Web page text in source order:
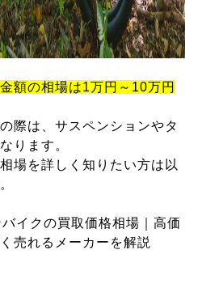
額の相場は1万円～10万円
際は、サスペンションやタ
ります。
場を詳しく知りたい方は以
イクの買取価格相場｜高価
売れるメーカーを解説